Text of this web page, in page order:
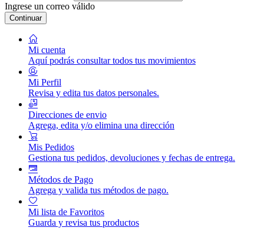
Ingrese un correo válido
Continuar
Mi cuenta
Aquí podrás consultar todos tus movimientos
Mi Perfil
Revisa y edita tus datos personales.
Direcciones de envio
Agrega, edita y/o elimina una dirección
Mis Pedidos
Gestiona tus pedidos, devoluciones y fechas de entrega.
Métodos de Pago
Agrega y valida tus métodos de pago.
Mi lista de Favoritos
Guarda y revisa tus productos